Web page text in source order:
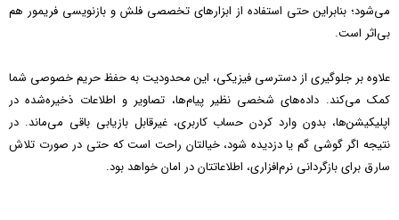
می‌شود؛ بنابراین حتی استفاده از ابزارهای تخصصی فلش و بازنویسی فریمور هم
بی‌اثر است.
علاوه بر جلوگیری از دسترسی فیزیکی، این محدودیت به حفظ حریم خصوصی شما
کمک می‌کند. داده‌های شخصی نظیر پیام‌ها، تصاویر و اطلاعات ذخیره‌شده در
اپلیکیشن‌ها، بدون وارد کردن حساب کاربری، غیرقابل بازیابی باقی می‌ماند. در
نتیجه اگر گوشی گم یا دزدیده شود، خیالتان راحت است که حتی در صورت تلاش
سارق برای بازگردانی نرم‌افزاری، اطلاعاتتان در امان خواهد بود.